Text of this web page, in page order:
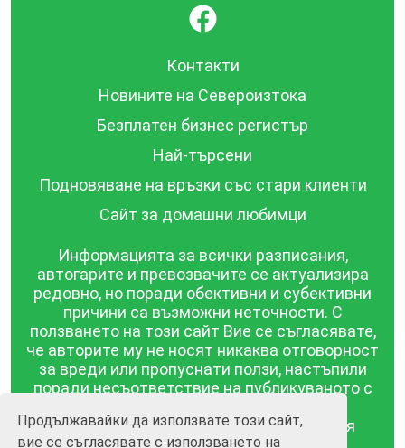
Продължавайки да използвате този сайт,
вие се съгласявате с използването на
}
Контакти
Новините на Североизтока
Безплатен бизнес регистър
Най-търсени
Подновяване на връзки със стари клиенти
Сайт за домашни любимци
Информацията за всички разписания,
автогарите и превозвачите се актуализира
редовно, но поради обективни и субективни
причини са възможни неточности. С
ползването на този сайт Вие се съгласявате,
че авторите му не носят никаква отговорност
за вреди или пропуснати ползи, настъпили
поради несъответствие на публикуваното с
публикувана в този сайт се предоставя